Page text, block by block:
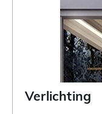
Verlichting